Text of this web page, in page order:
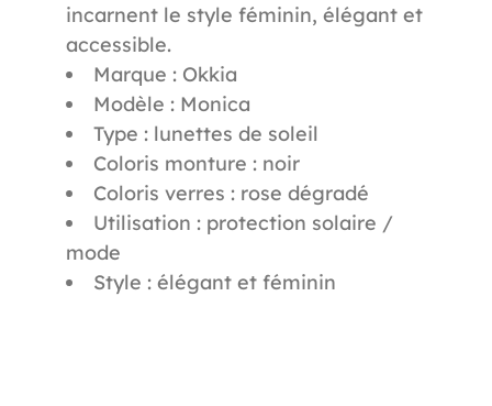
incarnent le style féminin, élégant et
accessible.
Marque : Okkia
Modèle : Monica
Type : lunettes de soleil
Coloris monture : noir
Coloris verres : rose dégradé
Utilisation : protection solaire /
mode
Style : élégant et féminin